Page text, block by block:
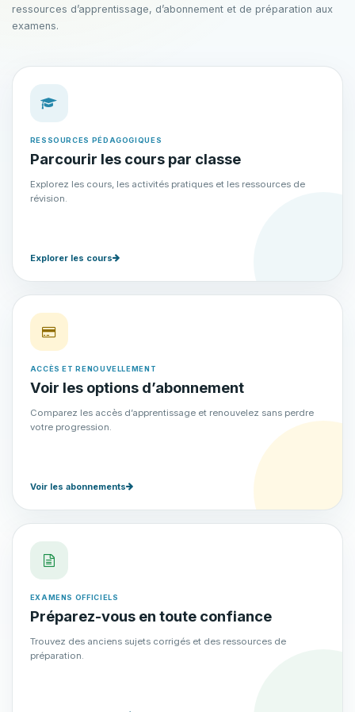
ressources d’apprentissage, d’abonnement et de préparation aux
examens.
RESSOURCES PÉDAGOGIQUES
Parcourir les cours par classe
Explorez les cours, les activités pratiques et les ressources de
révision.
Explorer les cours
ACCÈS ET RENOUVELLEMENT
Voir les options d’abonnement
Comparez les accès d’apprentissage et renouvelez sans perdre
votre progression.
Voir les abonnements
EXAMENS OFFICIELS
Préparez-vous en toute confiance
Trouvez des anciens sujets corrigés et des ressources de
préparation.